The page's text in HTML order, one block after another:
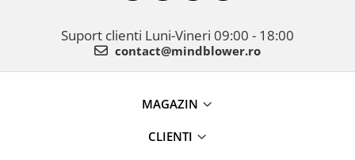
Suport clienti Luni-Vineri 09:00 - 18:00
contact@mindblower.ro
MAGAZIN
CLIENTI